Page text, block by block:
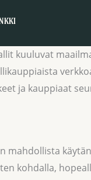
kuuluvat
ja kauppiaat
mahdollista
kohdalla,